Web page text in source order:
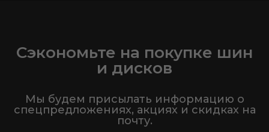
Сэкономьте на покупке шин
и дисков
Мы будем присылать информацию о
спецпредложениях, акциях и скидках на
почту.